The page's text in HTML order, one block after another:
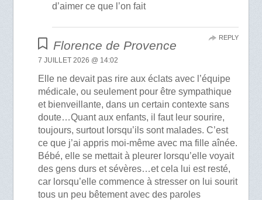
d’aimer ce que l’on fait
Florence de Provence
7 JUILLET 2026 @ 14:02
Elle ne devait pas rire aux éclats avec l’équipe
médicale, ou seulement pour être sympathique
et bienveillante, dans un certain contexte sans
doute…Quant aux enfants, il faut leur sourire,
toujours, surtout lorsqu’ils sont malades. C’est
ce que j’ai appris moi-même avec ma fille aînée.
Bébé, elle se mettait à pleurer lorsqu’elle voyait
des gens durs et sévères…et cela lui est resté,
car lorsqu’elle commence à stresser on lui sourit
tous un peu bêtement avec des paroles
REPLY